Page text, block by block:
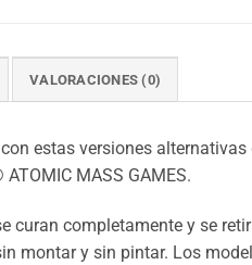
VALORACIONES (0)
estas versiones
MASS GAMES.
curan completamente y se
montar y sin pintar. Los